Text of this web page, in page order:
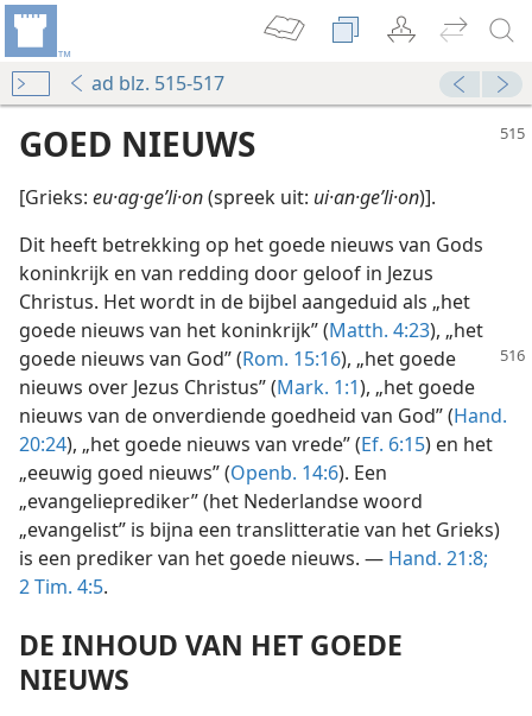
ad blz. 515-517
GOED NIEUWS
[Grieks: eu·ag·geʹli·on(spreek uit: ui·an·geʹli·on)].
Dit heeft betrekking op het goede nieuws van Gods
koninkrijk en van redding door geloof in Jezus
Christus. Het wordt in de bijbel aangeduid als „het
goede nieuws van het koninkrijk” (Matth. 4:23), „het
goede nieuws van God”(Rom. 15:16), „het goede
nieuws over Jezus Christus” (Mark. 1:1), „het goede
nieuws van de onverdiende goedheid van God” (Hand.
20:24), „het goede nieuws van vrede” (Ef. 6:15) en het
„eeuwig goed nieuws” (Openb. 14:6). Een
„evangelieprediker” (het Nederlandse woord
„evangelist” is bijna een translitteratie van het Grieks)
is een prediker van het goede nieuws. — Hand. 21:8;
2 Tim. 4:5.
DE INHOUD VAN HET GOEDE
NIEUWS